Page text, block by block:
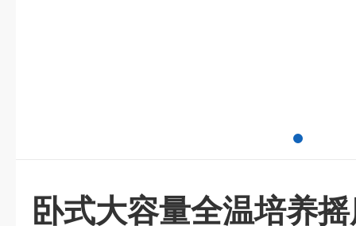
卧式大容量全温培养